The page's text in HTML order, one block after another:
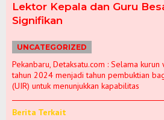
Lektor Kepala dan Guru
Signifikan
UNCATEGORIZED
Pekanbaru, Detaksatu.com : Selama
tahun 2024 menjadi tahun pembuktian
(UIR) untuk menunjukkan kapabilitas
Berita Terkait